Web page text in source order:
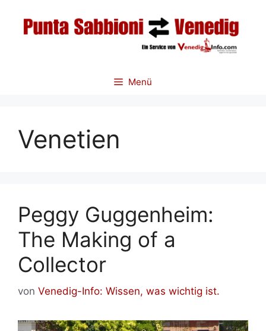
Inhalt
springen
Menü
Venetien
Peggy Guggenheim:
The Making of a
Collector
von Venedig-Info: Wissen, was wichtig ist.